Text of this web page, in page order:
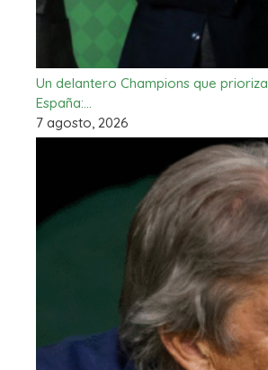
Un delantero Champions que
España:…
7 agosto, 2026